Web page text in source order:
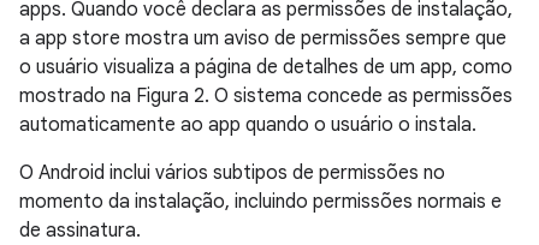
apps. Quando você declara as permissões de instalação,
a app store mostra um aviso de permissões sempre que
o usuário visualiza a página de detalhes de um app, como
mostrado na Figura 2. O sistema concede as permissões
automaticamente ao app quando o usuário o instala.
O Android inclui vários subtipos de permissões no
momento da instalação, incluindo permissões normais e
de assinatura.